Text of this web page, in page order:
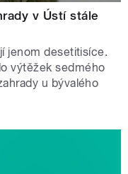
v Ústí stále
jenom desetitisíce.
výtěžek sedmého
u bývalého